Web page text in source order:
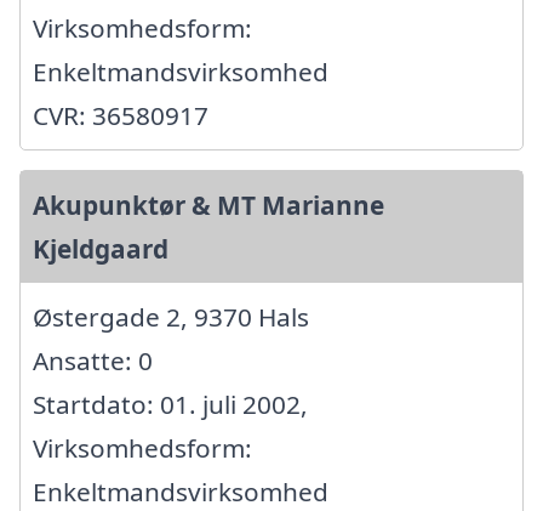
Virksomhedsform:
Enkeltmandsvirksomhed
CVR: 36580917
Akupunktør & MT Marianne
Kjeldgaard
Østergade 2, 9370 Hals
Ansatte: 0
Startdato: 01. juli 2002,
Virksomhedsform:
Enkeltmandsvirksomhed